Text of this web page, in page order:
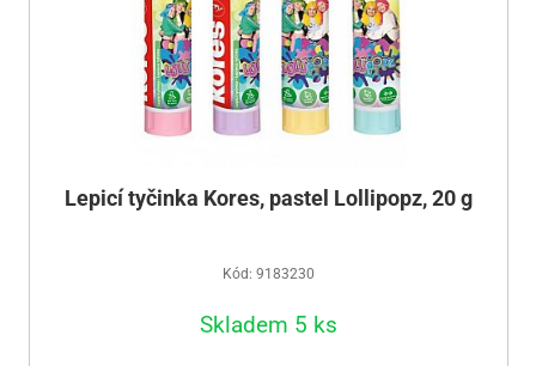
Lepicí tyčinka Kores, pastel Lollipopz, 20 g
Kód: 9183230
Skladem 5 ks